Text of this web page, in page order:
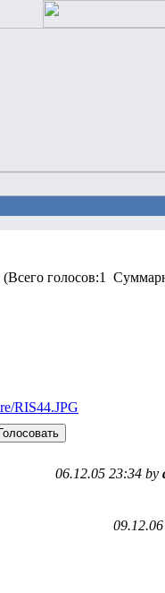
(Всего голосов:1
06.12.05 23:34 by